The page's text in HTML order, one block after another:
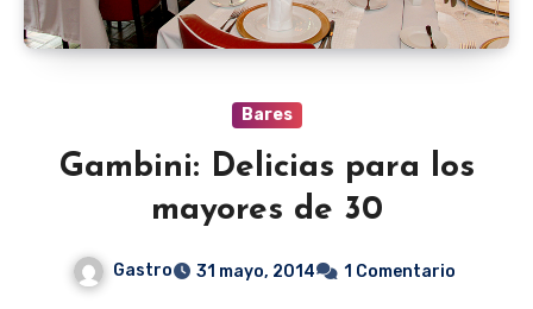
Bares
Gambini: Delicias para los
mayores de 30
Gastro 31 mayo, 2014 1 Comentario